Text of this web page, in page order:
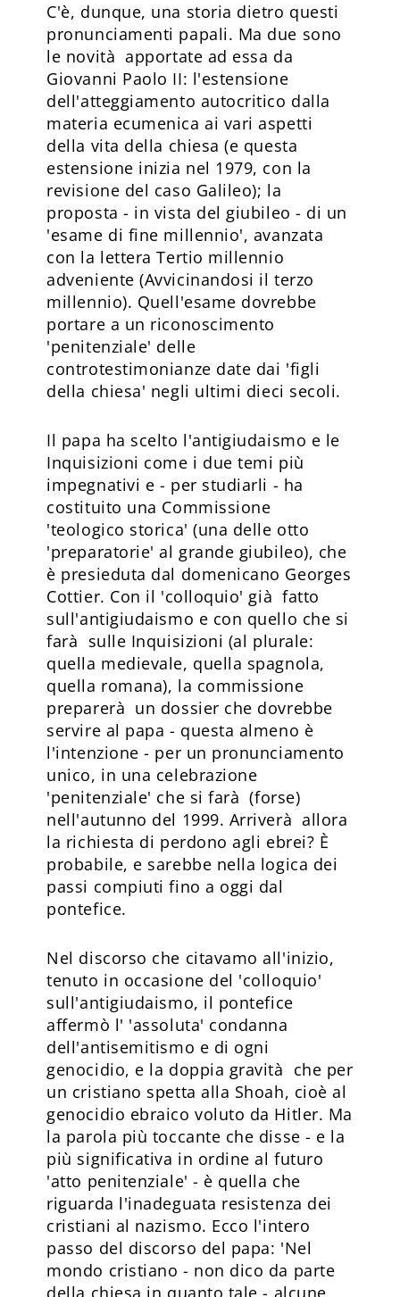
C'è, dunque, una storia dietro questi
pronunciamenti papali. Ma due sono
le novità apportate ad essa da
Giovanni Paolo II: l'estensione
dell'atteggiamento autocritico dalla
materia ecumenica ai vari aspetti
della vita della chiesa (e questa
estensione inizia nel 1979, con la
revisione del caso Galileo); la
proposta - in vista del giubileo - di un
'esame di fine millennio', avanzata
con la lettera Tertio millennio
adveniente (Avvicinandosi il terzo
millennio). Quell'esame dovrebbe
portare a un riconoscimento
'penitenziale' delle
controtestimonianze date dai 'figli
della chiesa' negli ultimi dieci secoli.
Il papa ha scelto l'antigiudaismo e le
Inquisizioni come i due temi più
impegnativi e - per studiarli - ha
costituito una Commissione
'teologico storica' (una delle otto
'preparatorie' al grande giubileo), che
è presieduta dal domenicano Georges
Cottier. Con il 'colloquio' già fatto
sull'antigiudaismo e con quello che si
farà sulle Inquisizioni (al plurale:
quella medievale, quella spagnola,
quella romana), la commissione
preparerà un dossier che dovrebbe
servire al papa - questa almeno è
l'intenzione - per un pronunciamento
unico, in una celebrazione
'penitenziale' che si farà (forse)
nell'autunno del 1999. Arriverà allora
la richiesta di perdono agli ebrei? È
probabile, e sarebbe nella logica dei
passi compiuti fino a oggi dal
pontefice.
Nel discorso che citavamo all'inizio,
tenuto in occasione del 'colloquio'
sull'antigiudaismo, il pontefice
affermò l' 'assoluta' condanna
dell'antisemitismo e di ogni
genocidio, e la doppia gravità che per
un cristiano spetta alla Shoah, cioè al
genocidio ebraico voluto da Hitler. Ma
la parola più toccante che disse - e la
più significativa in ordine al futuro
'atto penitenziale' - è quella che
riguarda l'inadeguata resistenza dei
cristiani al nazismo. Ecco l'intero
passo del discorso del papa: 'Nel
mondo cristiano - non dico da parte
della chiesa in quanto tale - alcune